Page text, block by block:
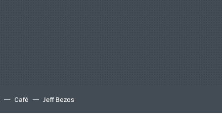
Café Jeff Bezos